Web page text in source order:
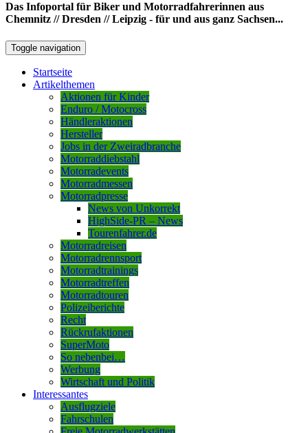
Das Infoportal für Biker und Motorradfahrerinnen aus
Chemnitz // Dresden // Leipzig - für und aus ganz Sachsen...
Toggle navigation
Startseite
Artikelthemen
Aktionen für Kinder
Enduro / Motocross
Händleraktionen
Hersteller
Jobs in der Zweiradbranche
Motorraddiebstahl
Motorradevents
Motorradmessen
Motorradpresse
News von Unkorrekt
HighSide-PR – News
Tourenfahrer.de
Motorradreisen
Motorradrennsport
Motorradtrainings
Motorradtreffen
Motorradtouren
Polizeiberichte
Recht
Rückrufaktionen
SuperMoto
So nebenbei…
Werbung
Wirtschaft und Politik
Interessantes
Ausflugziele
Fahrschulen